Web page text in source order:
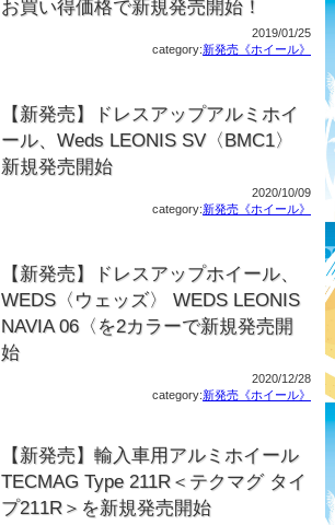
お買い得価格で新規発売開始！
2019/01/25
category:新発売《ホイール》
【新発売】ドレスアップアルミホイ
ール、Weds LEONIS SV〈BMC1〉
新規発売開始
2020/10/09
category:新発売《ホイール》
【新発売】ドレスアップホイール、
WEDS〈ウェッズ〉 WEDS LEONIS
NAVIA 06〈を2カラーで新規発売開
始
2020/12/28
category:新発売《ホイール》
【新発売】輸入車用アルミホイール
TECMAG Type 211R＜テクマグ タイ
プ211R＞を新規発売開始